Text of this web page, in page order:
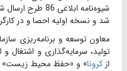
شیوه‌نامه
شد و نسخه اولیه احصا و در
معاون توسعه و برنامه‌ریزی
تولید، سرمایه‌گذاری و اشتغال
از کرونا» و «حفظ محیط زیست»